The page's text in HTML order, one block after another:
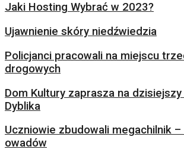
Jaki Hosting Wybrać w 2023?
Ujawnienie skóry niedźwiedzia
Policjanci pracowali na miejscu
drogowych
Dom Kultury zaprasza na
Dyblika
Uczniowie zbudowali megachilnik
owadów